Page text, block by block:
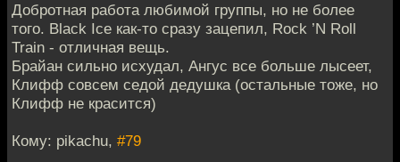
Добротная работа любимой группы, но не более
того. Black Ice как-то сразу зацепил, Rock ’N Roll
Train - отличная вещь.
Брайан сильно исхудал, Ангус все больше лысеет,
Клифф совсем седой дедушка (остальные тоже, но
Клифф не красится)
Кому: pikachu, #79